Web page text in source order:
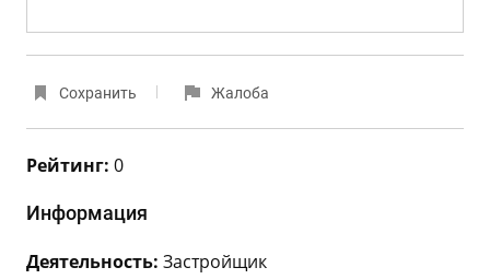
Сохранить Жалоба
Рейтинг: 0
Информация
Деятельность: Застройщик